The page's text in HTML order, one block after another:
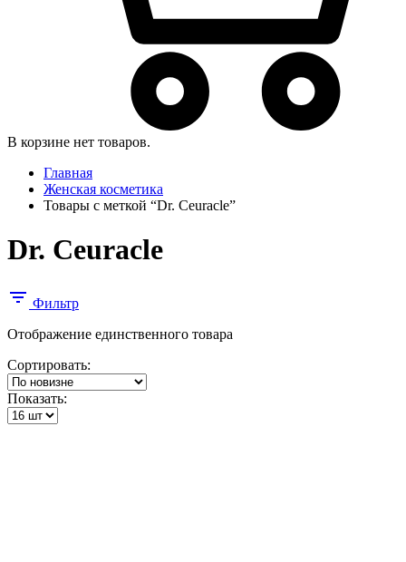
В корзине нет товаров.
Главная
Женская косметика
Товары с меткой “Dr. Ceuracle”
Dr. Ceuracle
Фильтр
Отображение единственного товара
Сортировать:
Показать: